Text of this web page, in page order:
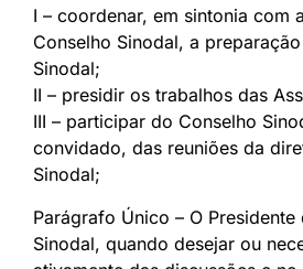
I – coordenar, em sintonia com
Conselho Sinodal, a
Sinodal;
II – presidir os trabalhos das
III – participar do Conselho
convidado, das reuniões da
Sinodal;
Parágrafo Único – O Presidente
Sinodal, quando desejar ou